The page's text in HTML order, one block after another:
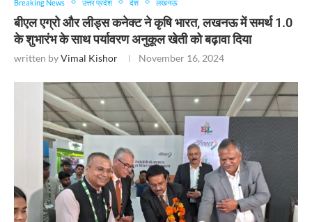
Breaking News उत्तर प्रदेश देश लखनऊ
बीएल एग्रो और लीड्स कनेक्ट ने कृषि भारत, लखनऊ में समर्थ 1.0
के शुभारंभ के साथ पर्यावरण अनुकूल खेती को बढ़ावा दिया
written byVimal Kishor November 16, 2024